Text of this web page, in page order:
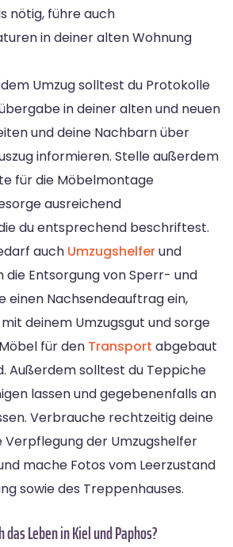
nötig, führe auch
in deiner alten Wohnung
Umzug solltest du Protokolle
in deiner alten und neuen
und deine Nachbarn über
informieren. Stelle außerdem
für die Möbelmontage
ausreichend
du entsprechend beschriftest.
auch Umzugshelferund
die Entsorgung von Sperr- und
einen Nachsendeauftrag ein,
deinem Umzugsgut und sorge
für den Transport abgebaut
Außerdem solltest du Teppiche
lassen und gegebenenfalls an
Verbrauche rechtzeitig deine
Verpflegung der Umzugshelfer
mache Fotos vom Leerzustand
sowie des Treppenhauses.
Leben in Kiel und Paphos?